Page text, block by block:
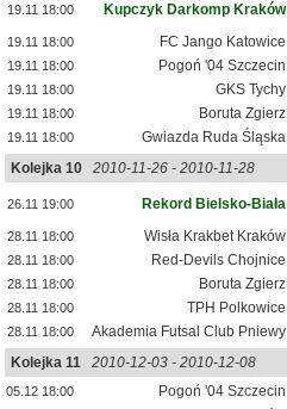
19.11 18:00 Kupczyk Darkomp Kraków
19.11 18:00 FC Jango Katowice
19.11 18:00 Pogoń '04 Szczecin
19.11 18:00 GKS Tychy
19.11 18:00 Boruta Zgierz
19.11 18:00
Gwiazda Ruda Śląska
Kolejka 10
2010-11-26 - 2010-11-28
26.11 19:00 Rekord Bielsko-Biała
28.11 18:00 Wisła Krakbet Kraków
28.11 18:00 Red-Devils Chojnice
28.11 18:00 Boruta Zgierz
28.11 18:00 TPH Polkowice
28.11 18:00
Akademia Futsal Club Pniewy
Kolejka 11
2010-12-03 - 2010-12-08
05.12 18:00 Pogoń '04 Szczecin